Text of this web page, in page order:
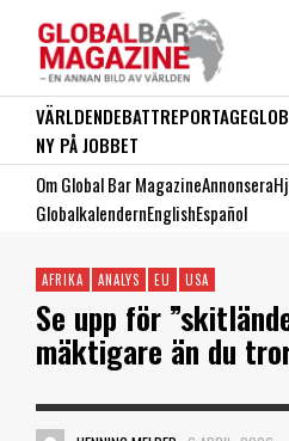
VÄRLDENDEBATTREPORTAGE
NY PÅ JOBBET
Om Global Bar MagazineAnnonsera
GlobalkalendernEnglishEspañol
AFRIKA ANALYS EU USA
Se upp för
mäktigare än du